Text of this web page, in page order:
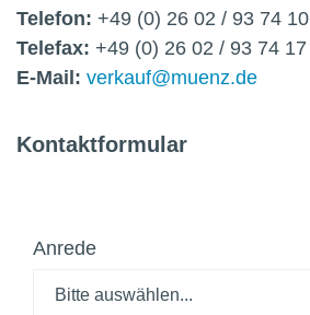
Telefon: +49 (0) 26 02 / 93 74 10
Telefax: +49 (0) 26 02 / 93 74 17
E-Mail: verkauf@muenz.de
Kontaktformular
Anrede